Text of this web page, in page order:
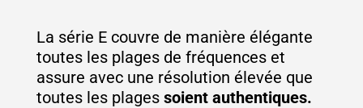
La série E couvre de manière élégante
toutes les plages de fréquences et
assure avec une résolution élevée que
toutes les plages soient authentiques.